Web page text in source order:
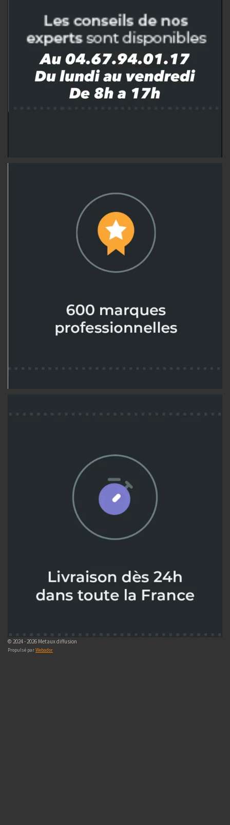
© 2024 - 2026 Metaux diffusion
Propulsé parWebador